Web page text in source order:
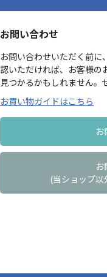
お問い合わせ
お問い合わせいただく前
認いただければ、お客様の
見つかるかもしれません。
お買い物ガイドはこちら
お
お
(当ショップ